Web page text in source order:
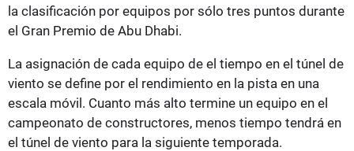
la clasificación por equipos por sólo tres puntos durante
el Gran Premio de Abu Dhabi.
La asignación de cada equipo de el tiempo en el túnel de
viento se define por el rendimiento en la pista en una
escala móvil. Cuanto más alto termine un equipo en el
campeonato de constructores, menos tiempo tendrá en
el túnel de viento para la siguiente temporada.